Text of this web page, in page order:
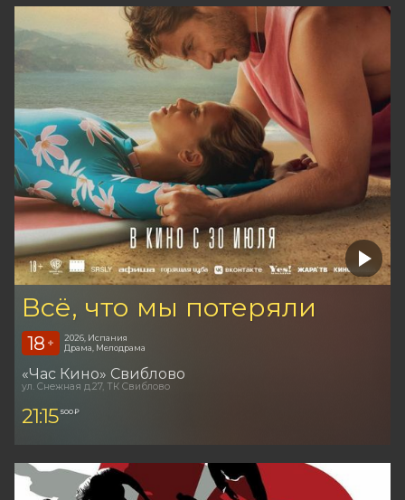
Всё, что мы потеряли
18 +
2026, Испания
Драма, Мелодрама
«Час Кино» Свиблово
ул. Снежная д.27, ТК Свиблово
21:15 500 ₽